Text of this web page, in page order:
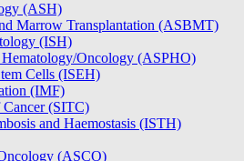
(ASH)
Marrow Transplantation (ASBMT)
(ISH)
Oncology (ASPHO)
Cells (ISEH)
(IMF)
(SITC)
and Haemostasis (ISTH)
(ASCO)